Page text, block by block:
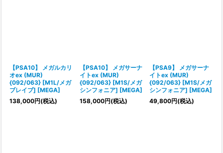
【PSA10】 メガルカリ
オex (MUR)
{092/063} [M1L/メガ
ブレイブ] [MEGA]
138,000円(税込)
【PSA10】 メガサーナ
イトex (MUR)
{092/063} [M1S/メガ
シンフォニア] [MEGA]
158,000円(税込)
【PSA9】 メガサーナ
イトex (MUR)
{092/063} [M1S/メガ
シンフォニア] [MEGA]
49,800円(税込)